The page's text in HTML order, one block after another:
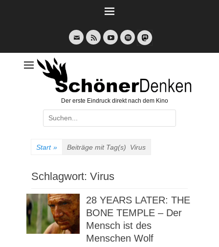
E-
Mail
Feed YouTubeSpotify
Der erste Eindruck direkt nach dem Kino
Suche
nach:
Start » Beiträge mit Tag(s) Virus
Schlagwort: Virus
28 YEARS LATER: THE
BONE TEMPLE – Der
Mensch ist des
Menschen Wolf